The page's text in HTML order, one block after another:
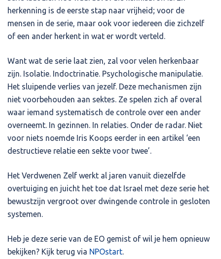
herkenning is de eerste stap naar vrijheid; voor de
mensen in de serie, maar ook voor iedereen die zichzelf
of een ander herkent in wat er wordt verteld.
Want wat de serie laat zien, zal voor velen herkenbaar
zijn. Isolatie. Indoctrinatie. Psychologische manipulatie.
Het sluipende verlies van jezelf. Deze mechanismen zijn
niet voorbehouden aan sektes. Ze spelen zich af overal
waar iemand systematisch de controle over een ander
overneemt. In gezinnen. In relaties. Onder de radar. Niet
voor niets noemde Iris Koops eerder in een artikel ‘een
destructieve relatie een sekte voor twee’.
Het Verdwenen Zelf werkt al jaren vanuit diezelfde
overtuiging en juicht het toe dat Israel met deze serie het
bewustzijn vergroot over dwingende controle in gesloten
systemen.
Heb je deze serie van de EO gemist of wil je hem opnieuw
bekijken? Kijk terug via NPOstart.